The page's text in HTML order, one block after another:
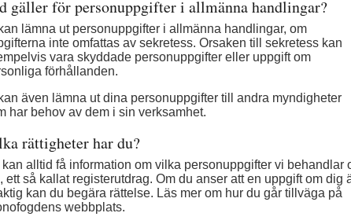
gäller för personuppgifter i allmänna handlingar?
lämna ut personuppgifter i allmänna handlingar, om
inte omfattas av sekretess. Orsaken till sekretess kan
vara skyddade personuppgifter eller uppgift om
förhållanden.
även lämna ut dina personuppgifter till andra myndigheter
har behov av dem i sin verksamhet.
rättigheter har du?
kan alltid få information om vilka personuppgifter vi behandlar
ett så kallat registerutdrag. Om du anser att en uppgift om dig
kan du begära rättelse. Läs mer om hur du går tillväga på
webbplats.